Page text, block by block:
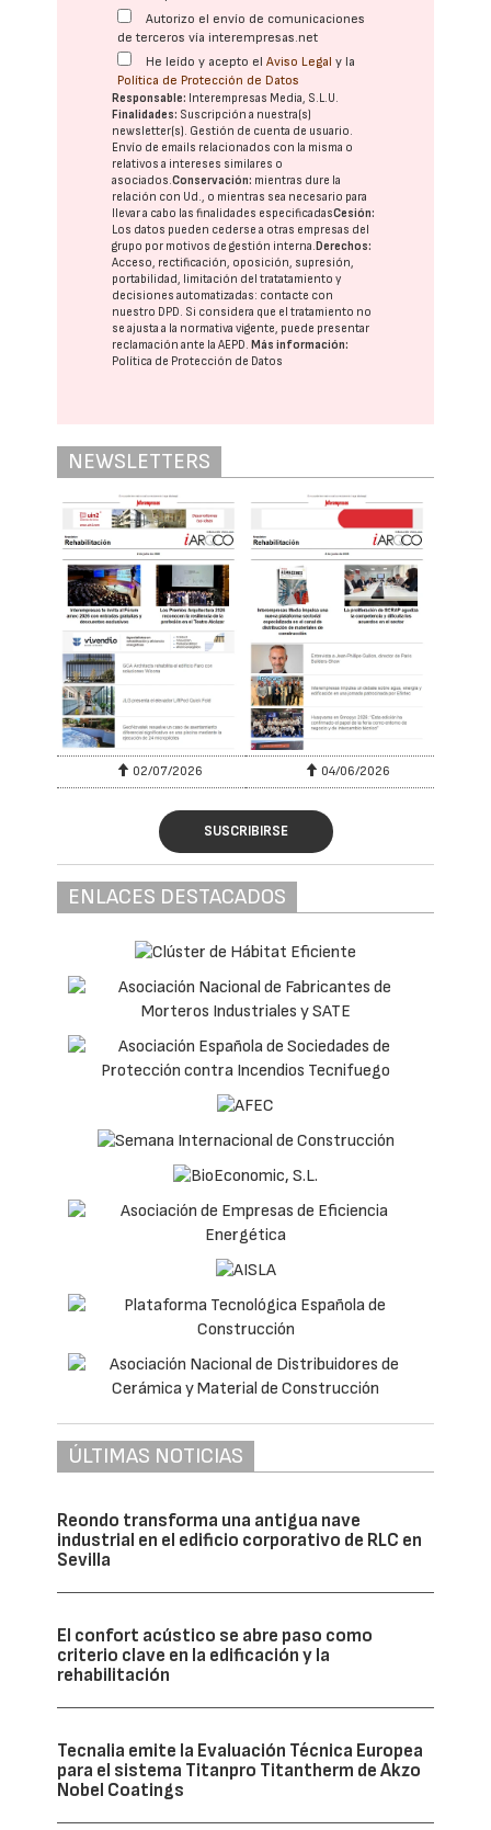
Autorizo el envío de comunicaciones
de terceros vía interempresas.net
He leído y acepto elAviso Legal y la
Política de Protección de Datos
Responsable: Interempresas Media, S.L.U.
Finalidades: Suscripción a nuestra(s)
newsletter(s). Gestión de cuenta de usuario.
Envío de emails relacionados con la misma o
relativos a intereses similares o
asociados.Conservación: mientras dure la
relación con Ud., o mientras sea necesario para
llevar a cabo las finalidades especificadasCesión:
Los datos pueden cederse a otras empresas del
grupo por motivos de gestión interna.Derechos:
Acceso, rectificación, oposición, supresión,
portabilidad, limitación del tratatamiento y
decisiones automatizadas: contacte con
nuestro DPD. Si considera que el tratamiento no
se ajusta a la normativa vigente, puede presentar
reclamación ante laAEPD.Más información:
Política de Protección de Datos
NEWSLETTERS
02/07/2026 04/06/2026
SUSCRIBIRSE
ENLACES DESTACADOS
ÚLTIMAS NOTICIAS
Reondo transforma una antigua nave
industrial en el edificio corporativo de RLC en
Sevilla
El confort acústico se abre paso como
criterio clave en la edificación y la
rehabilitación
Tecnalia emite la Evaluación Técnica Europea
para el sistema Titanpro Titantherm de Akzo
Nobel Coatings